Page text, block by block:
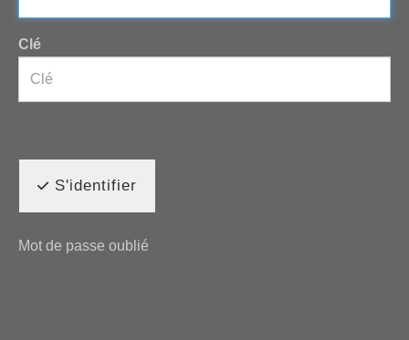
Clé
S'identifier
Mot de passe oublié